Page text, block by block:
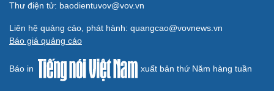
Thư điện tử: baodientuvov@vov.vn
Liên hệ quảng cáo, phát hành: quangcao@vovnews.vn
Báo giá quảng cáo
Báo in xuất bản thứ Năm hàng tuần